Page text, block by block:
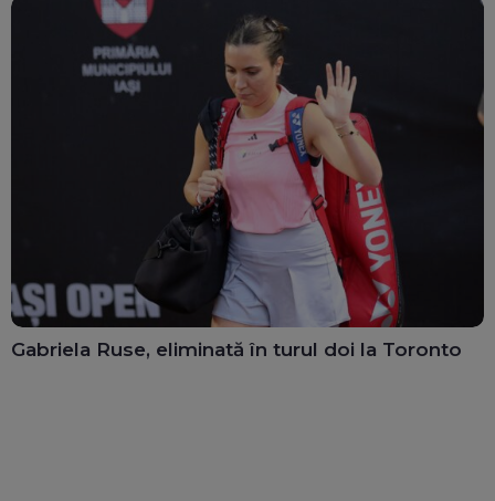
Gabriela Ruse, eliminată în turul doi la Toronto